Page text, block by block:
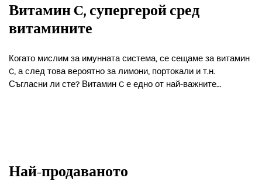
Витамин C, супергерой сред
витамините
Когато мислим за имунната система, се сещаме за витамин
C, а след това вероятно за лимони, портокали и т.н.
Съгласни ли сте? Витамин C е едно от най-важните
Най-продаваното